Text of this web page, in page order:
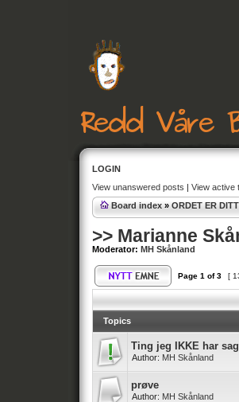
LOGIN
View unanswered posts | View active
Board index » ORDET ER DITT
>> Marianne
Moderator: MH Skånland
Page 1 of3 [
Topics
Ting jeg IKKE har
Author: MH Skånland
prøve
Author: MH Skånland